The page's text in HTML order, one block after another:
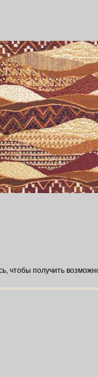
, чтобы получить